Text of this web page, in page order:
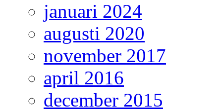
januari 2024
augusti 2020
november 2017
april 2016
december 2015